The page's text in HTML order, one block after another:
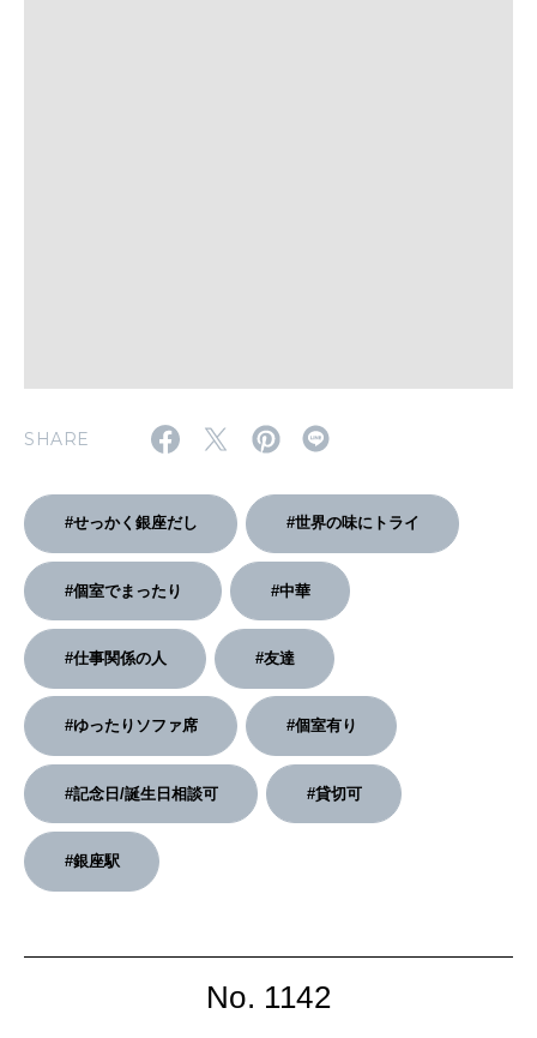
2026年3月号「スイーツ予想図 2026」
2026年1月号「猫がいれば、幸せ」
2025年12月号「お酒の新常識。」
SHARE
#せっかく銀座だし #世界の味にトライ
#個室でまったり #中華
#仕事関係の人 #友達
#ゆったりソファ席 #個室有り
#記念日/誕生日相談可 #貸切可
#銀座駅
No. 1142